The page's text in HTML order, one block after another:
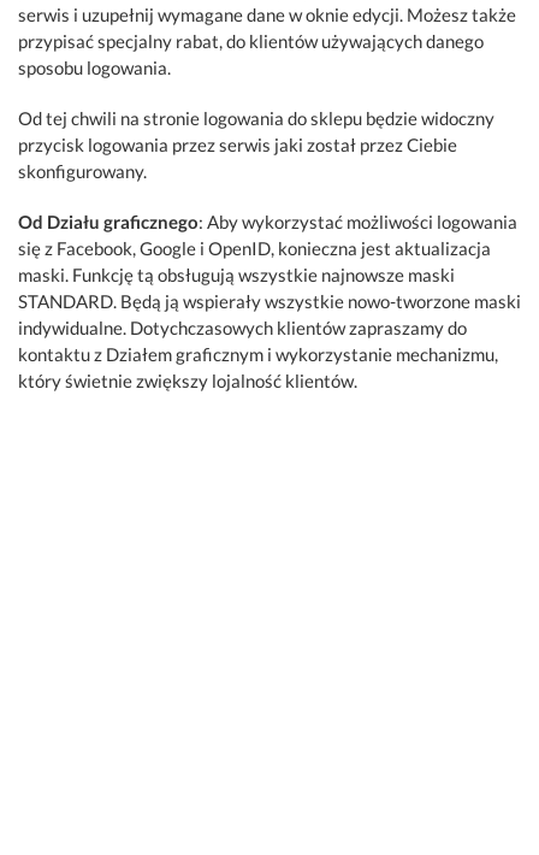
serwis i uzupełnij wymagane dane w oknie edycji. Możesz także
przypisać specjalny rabat, do klientów używających danego
sposobu logowania.
Od tej chwili na stronie logowania do sklepu będzie widoczny
przycisk logowania przez serwis jaki został przez Ciebie
skonfigurowany.
Od Działu graficznego: Aby wykorzystać możliwości logowania
się z Facebook, Google i OpenID, konieczna jest aktualizacja
maski. Funkcję tą obsługują wszystkie najnowsze maski
STANDARD. Będą ją wspierały wszystkie nowo-tworzone maski
indywidualne. Dotychczasowych klientów zapraszamy do
kontaktu z Działem graficznym i wykorzystanie mechanizmu,
który świetnie zwiększy lojalność klientów.